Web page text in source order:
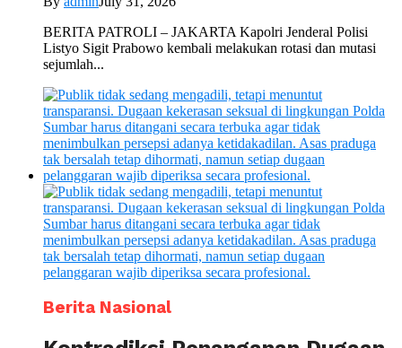
BERITA PATROLI – JAKARTA Kapolri Jenderal Polisi
Listyo Sigit Prabowo kembali melakukan rotasi dan mutasi
sejumlah...
Berita Nasional